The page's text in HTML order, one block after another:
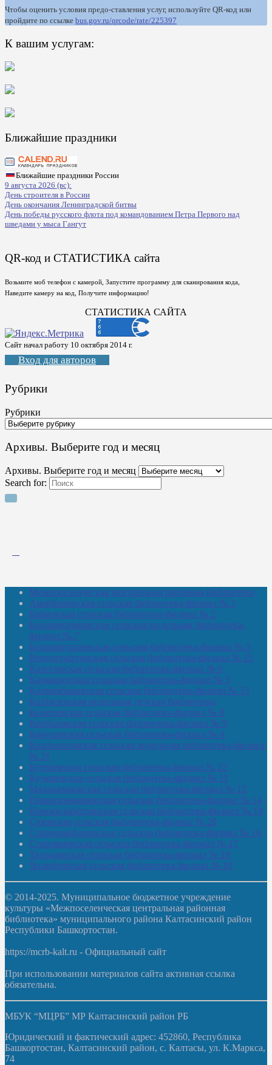
Чтобы оценить условия предо-ставления услуг, используйте QR-код или
пройдите по ссылке bus.gov.ru/qrcode/rate/225397
К вашим услугам:
Ближайшие праздники
Ближайшие праздники России
9 августа 2026 (вс):
День строителя в России
День окончания Ленинградской битвы
День победы русского флота под командованием Петра Первого над
шведами у мыса Гангут
QR-код и СТАТИСТИКА сайта
Возьмите моб телефон с камерой, Запустите программу для сканирования кода,
Наведите камеру на код, Получите информацию!
СТАТИСТИКА САЙТА
Сайт начал работу 10 октября 2014 г.
Вход для авторов
Рубрики
Рубрики
Архивы. Выберите год и месяц
Архивы. Выберите год и месяц
Search for:
Межпоселенческая центральная районная библиотека
Амзибашевская сельская библиотека-филиал № 1
Бабаевская сельская библиотека-филиал № 2
Большекачаковская сельская модельная библиотека-
филиал № 7
Большекуразовская сельская библиотека-филиал № 3
Верхнетыхтемская сельская библиотека-филиал № 15
Калегинская сельская библиотека-филиал № 6
Калмашевская сельская библиотека-филиал № 5
Калмиябашевская сельская библиотека-филиал № 13
Калтасинская модельная детская библиотека
Кельтеевская сельская библиотека-филиал № 8
Киебаковская сельская библиотека-филиал № 9
Кокушевская сельская библиотека-филиал № 4
Краснохолмская сельская модельная библиотека-филиал
№ 21
Кутеремская сельская библиотека-филиал № 22
Кучашевская сельская библиотека-филиал № 11
Малокачаковская сельская библиотека-филиал № 12
Нижнекачмашевская сельская библиотека-филиал № 14
Новокильбахтинская сельская библиотека-филиал № 19
Сазовская сельская библиотека-филиал № 20
Староорьебашевская сельская библиотека-филиал № 16
Старояшевская сельская библиотека-филиал № 17
Тюльдинская сельская библиотека-филиал № 18
Чилибеевская сельская библиотека-филиал № 10
© 2014-2025. Муниципальное бюджетное учреждение
культуры «Межпоселенческая центральная районная
библиотека» муниципального района Калтасинский район
Республики Башкортостан.
https://mcrb-kalt.ru - Официальный сайт
При использовании материалов сайта активная ссылка
обязательна.
МБУК “МЦРБ” МР Калтасинский район РБ
Юридический и фактический адрес: 452860, Республика
Башкортостан, Калтасинский район, с. Калтасы, ул. К.Маркса,
74